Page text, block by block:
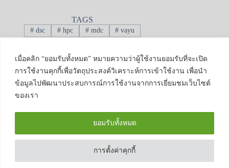
เมื่อคลิก “ยอมรับทั้งหมด” หมายความว่าผู้ใช้งานยอมรับที่จะเปิด
การใช้งานคุกกี้เพื่อวัตถุประสงค์วิเคราะห์การเข้าใช้งาน เพื่อนำ
ข้อมูลไปพัฒนาประสบการณ์การใช้งานจากการเยี่ยมชมเว็บไซต์
ของเรา
การตั้งค่าคุกกี้
ยอมรับทั้งหมด
TAGS
# dsc #hpc #mdc # vayu
Entrepreneurship and
Knowledge Center
239 ถนนห้วยแก้ว
โทรศัพท์ : 0-539-44177
Email :
research.eng@cmu.ac.th
Copyright © 2026 : GEEK, Faculty of